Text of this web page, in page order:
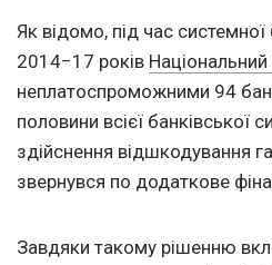
Як відомо, під час системної
2014−17 років
неплатоспроможними 94
половини всієї банківської
здійснення відшкодування
звернувся по додаткове
Завдяки такому рішенню